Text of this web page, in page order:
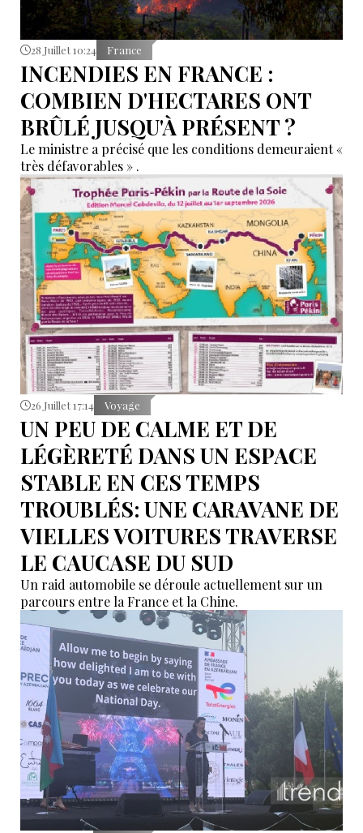
28 Juillet 10:24 France
INCENDIES EN FRANCE :
COMBIEN D'HECTARES ONT
BRÛLÉ JUSQU'À PRÉSENT ?
Le ministre a précisé que les conditions demeuraient «
très défavorables » .
26 Juillet 17:14 Voyage
UN PEU DE CALME ET DE
LÉGÈRETÉ DANS UN ESPACE
STABLE EN CES TEMPS
TROUBLÉS: UNE CARAVANE DE
VIELLES VOITURES TRAVERSE
LE CAUCASE DU SUD
Un raid automobile se déroule actuellement sur un
parcours entre la France et la Chine.